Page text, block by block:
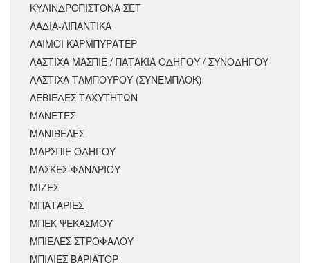
ΚΥΛΙΝΔΡΟΠΙΣΤΟΝΑ ΣΕΤ
ΛΑΔΙΑ-ΛΙΠΑΝΤΙΚΑ
ΛΑΙΜΟΙ ΚΑΡΜΠΥΡΑΤΕΡ
ΛΑΣΤΙΧΑ ΜΑΣΠΙΕ / ΠΑΤΑΚΙΑ ΟΔΗΓΟΥ / ΣΥΝΟΔΗΓΟΥ
ΛΑΣΤΙΧΑ ΤΑΜΠΟΥΡΟΥ (ΣΥΝΕΜΠΛΟΚ)
ΛΕΒΙΕΔΕΣ ΤΑΧΥΤΗΤΩΝ
ΜΑΝΕΤΕΣ
ΜΑΝΙΒΕΛΕΣ
ΜΑΡΣΠΙΕ ΟΔΗΓΟΥ
ΜΑΣΚΕΣ ΦΑΝΑΡΙΟΥ
ΜΙΖΕΣ
ΜΠΑΤΑΡΙΕΣ
ΜΠΕΚ ΨΕΚΑΣΜΟΥ
ΜΠΙΕΛΕΣ ΣΤΡΟΦΑΛΟΥ
ΜΠΙΛΙΕΣ ΒΑΡΙΑΤΟΡ